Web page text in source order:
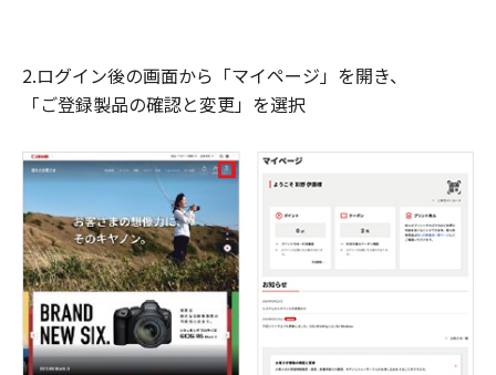
2.ログイン後の画面から「マイページ」を開き、
「ご登録製品の確認と変更」を選択